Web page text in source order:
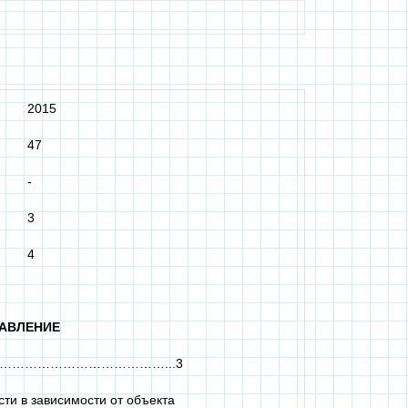
2015
47
-
3
4
в зависимости от объекта